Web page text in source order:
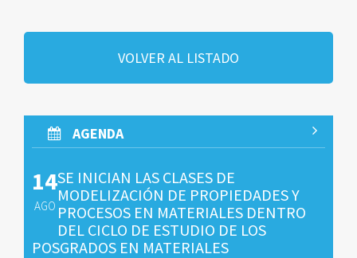
VOLVER AL LISTADO
AGENDA
14
AGO
SE INICIAN LAS CLASES DE
MODELIZACIÓN DE PROPIEDADES Y
PROCESOS EN MATERIALES DENTRO
DEL CICLO DE ESTUDIO DE LOS
POSGRADOS EN MATERIALES